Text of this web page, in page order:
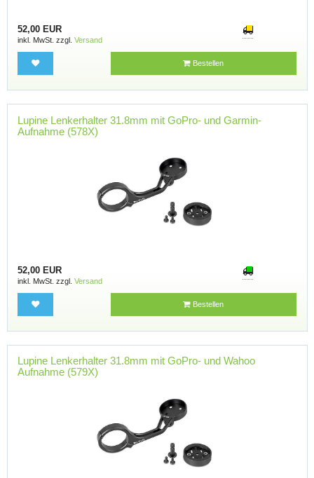
52,00 EUR
inkl. MwSt. zzgl. Versand
Bestellen
Lupine Lenkerhalter 31.8mm mit GoPro- und Garmin-
Aufnahme (578X)
52,00 EUR
inkl. MwSt. zzgl. Versand
Bestellen
Lupine Lenkerhalter 31.8mm mit GoPro- und Wahoo
Aufnahme (579X)